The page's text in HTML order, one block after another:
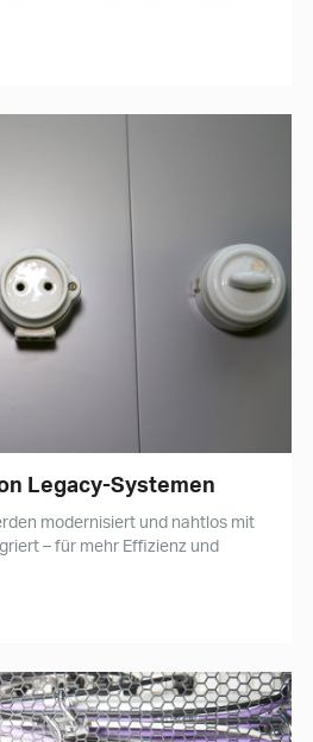
Legacy-Systemen
modernisiert und nahtlos mit
– für mehr Effizienz und